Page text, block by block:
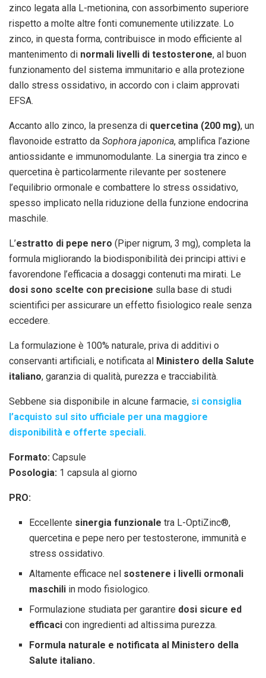
zinco legata alla L-metionina, con assorbimento superiore
rispetto a molte altre fonti comunemente utilizzate. Lo
zinco, in questa forma, contribuisce in modo efficiente al
mantenimento di normali livelli di testosterone, al buon
funzionamento del sistema immunitario e alla protezione
dallo stress ossidativo, in accordo con i claim approvati
EFSA.
Accanto allo zinco, la presenza di quercetina (200 mg), un
flavonoide estratto da Sophora japonica, amplifica l’azione
antiossidante e immunomodulante. La sinergia tra zinco e
quercetina è particolarmente rilevante per sostenere
l’equilibrio ormonale e combattere lo stress ossidativo,
spesso implicato nella riduzione della funzione endocrina
maschile.
L’estratto di pepe nero (Piper nigrum, 3 mg), completa la
formula migliorando la biodisponibilità dei principi attivi e
favorendone l’efficacia a dosaggi contenuti ma mirati. Le
dosi sono scelte con precisione sulla base di studi
scientifici per assicurare un effetto fisiologico reale senza
eccedere.
La formulazione è 100% naturale, priva di additivi o
conservanti artificiali, e notificata al Ministero della Salute
italiano, garanzia di qualità, purezza e tracciabilità.
Sebbene sia disponibile in alcune farmacie, si consiglia
l’acquisto sul sito ufficiale per una maggiore
disponibilità e offerte speciali.
Formato: Capsule
Posologia: 1 capsula al giorno
PRO:
Eccellente sinergia funzionale tra L-OptiZinc®,
quercetina e pepe nero per testosterone, immunità e
stress ossidativo.
Altamente efficace nel sostenere i livelli ormonali
maschili in modo fisiologico.
Formulazione studiata per garantire dosi sicure ed
efficaci con ingredienti ad altissima purezza.
Formula naturale e notificata al Ministero della
Salute italiano.